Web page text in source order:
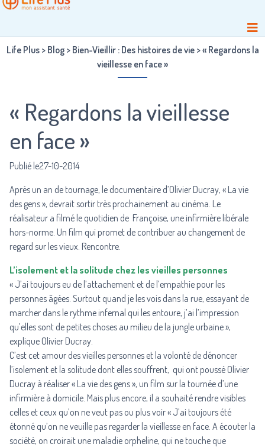
Life Plus> Blog> Bien-Vieillir : Des histoires de vie>« Regardons la
vieillesse en face »
« Regardons la vieillesse
en face »
Publié le27-10-2014
Après un an de tournage, le documentaire d’Olivier Ducray, « La vie
des gens », devrait sortir très prochainement au cinéma. Le
réalisateur a filmé le quotidien de Françoise, une infirmière libérale
hors-norme. Un film qui promet de contribuer au changement de
regard sur les vieux. Rencontre.
L’isolement et la solitude chez les vieilles personnes
« J’ai toujours eu de l’attachement et de l’empathie pour les
personnes âgées. Surtout quand je les vois dans la rue, essayant de
marcher dans le rythme infernal qui les entoure, j’ai l’impression
qu’elles sont de petites choses au milieu de la jungle urbaine »,
explique Olivier Ducray.
C’est cet amour des vieilles personnes et la volonté de dénoncer
l’isolement et la solitude dont elles souffrent, qui ont poussé Olivier
Ducray à réaliser « La vie des gens », un film sur la tournée d’une
infirmière à domicile. Mais plus encore, il a souhaité rendre visibles
celles et ceux qu’on ne veut pas ou plus voir « J’ai toujours été
étonné qu’on ne veuille pas regarder la vieillesse en face. A écouter la
société, on croirait une maladie orpheline, qui ne touche que